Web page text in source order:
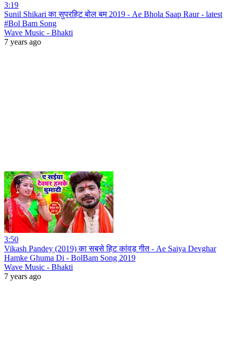
3:19
Sunil Shikari का सुपरहिट बोल बम 2019 - Ae Bhola Saap Raur - latest
#Bol Bam Song
Wave Music - Bhakti
7 years ago
3:50
Vikash Pandey (2019) का सबसे हिट कांवड़ गीत - Ae Saiya Devghar
Hamke Ghuma Di - BolBam Song 2019
Wave Music - Bhakti
7 years ago